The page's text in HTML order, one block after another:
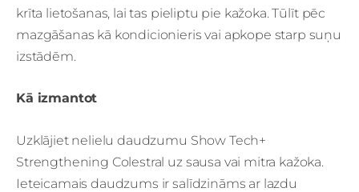
krīta lietošanas, lai tas pieliptu pie kažoka. Tūlīt pēc
mazgāšanas kā kondicionieris vai apkope starp suņu
izstādēm.
Kā izmantot
Uzklājiet nelielu daudzumu Show Tech+
Strengthening Colestral uz sausa vai mitra kažoka.
Ieteicamais daudzums ir salīdzināms ar lazdu